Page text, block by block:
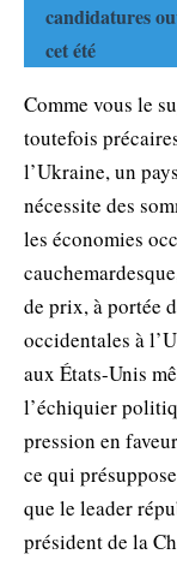
candidatures
cet été
Comme vous le
toutefois
l’Ukraine, un
nécessite des
les économies
de prix, à portée
occidentales à
aux États-Unis
l’échiquier
pression en
ce qui
que le leader
président de la